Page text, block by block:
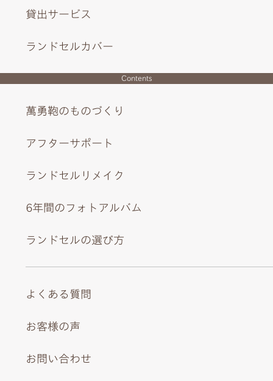
貸出サービス
ランドセルカバー
Contents
萬勇鞄のものづくり
アフターサポート
ランドセルリメイク
6年間のフォトアルバム
ランドセルの選び方
よくある質問
お客様の声
お問い合わせ